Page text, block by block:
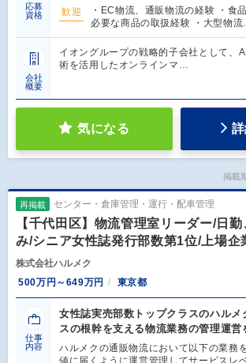
応募
資格
歓迎
・EC物流、通販物流の経験 ・食
必要な商品の取扱経験 ・大型物流
会社
概要
イオングループの戦略的子会社として、
術を活用したオンラインマ…
気になる
掲載
再掲載 センター・倉庫管理・運行・配車管理
【千代田区】物流管理室リーダー/日
み/シニア女性誌発行部数第1位/上場企
株式会社ハルメク
500万円～649万円
東京都
仕事
内容
女性誌実売部数トップクラスのハルメ
スの根幹を支える物流業務の管理運営
ハルメクの通販物流において以下の業務